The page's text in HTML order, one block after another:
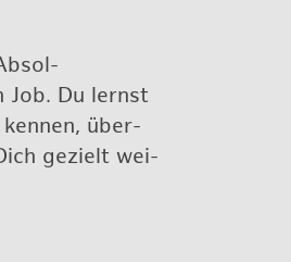
Job. Du lernst
ken­nen, über­
ge­zielt wei­